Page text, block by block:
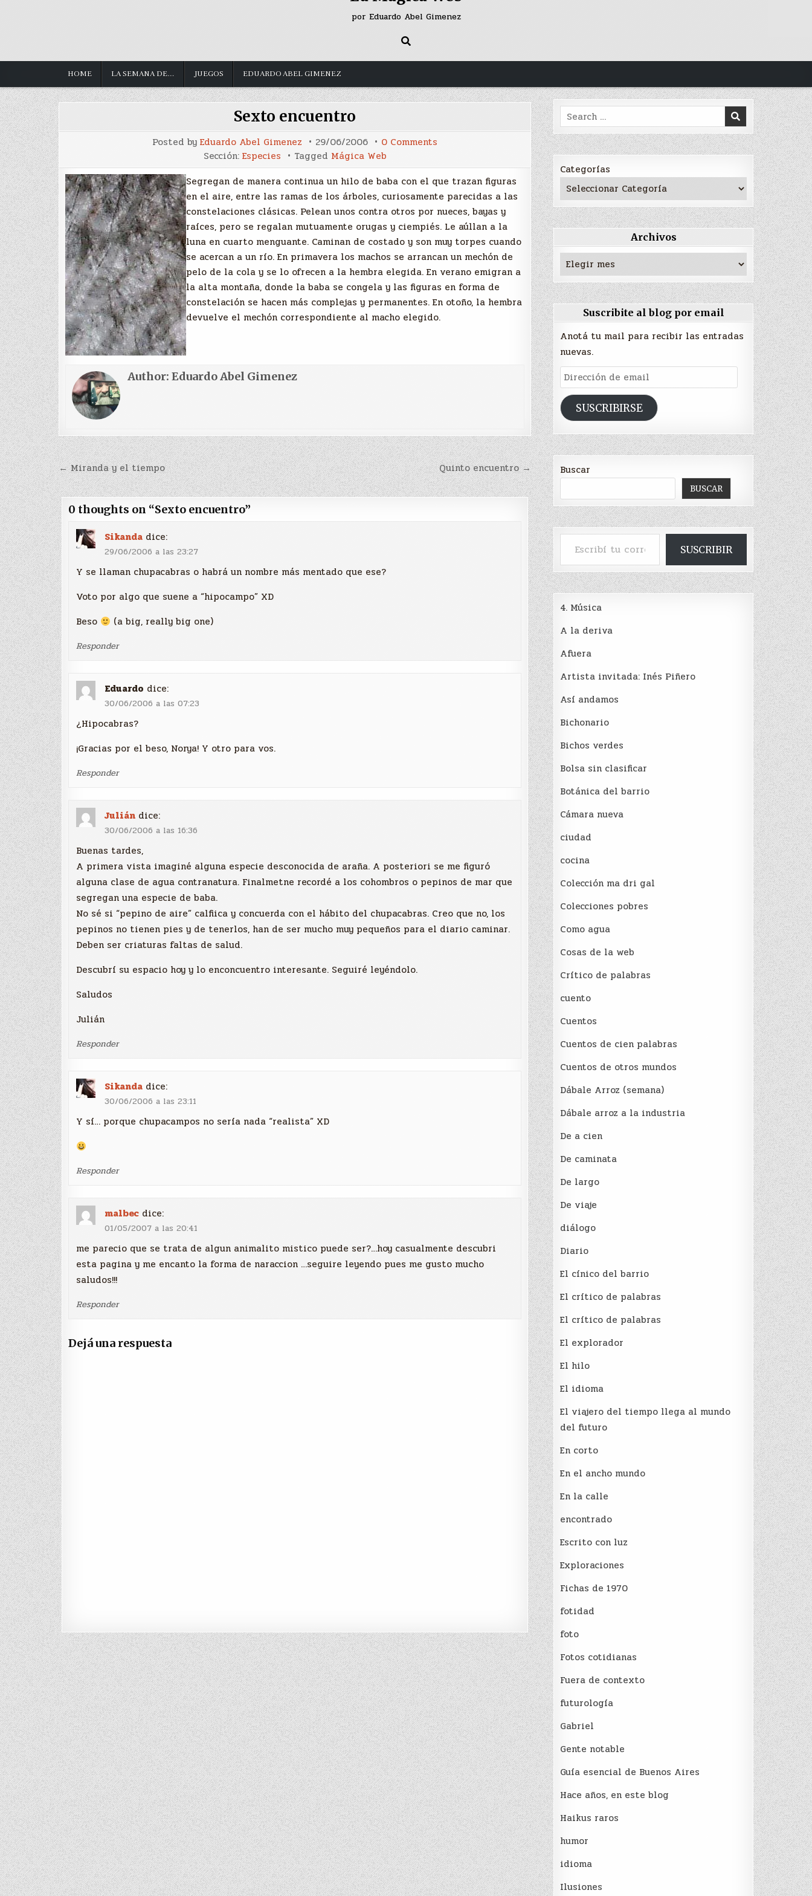
por Eduardo Abel Gimenez
HOME LA SEMANA DE… JUEGOS EDUARDO ABEL GIMENEZ
Sexto encuentro
Posted by Eduardo Abel Gimenez 29/06/2006 0 Comments
Sección: Especies Tagged Mágica Web
Segregan de manera continua un hilo de baba con el que trazan figuras
en el aire, entre las ramas de los árboles, curiosamente parecidas a las
constelaciones clásicas. Pelean unos contra otros por nueces, bayas y
raíces, pero se regalan mutuamente orugas y ciempiés. Le aúllan a la
luna en cuarto menguante. Caminan de costado y son muy torpes cuando
se acercan a un río. En primavera los machos se arrancan un mechón de
pelo de la cola y se lo ofrecen a la hembra elegida. En verano emigran a
la alta montaña, donde la baba se congela y las figuras en forma de
constelación se hacen más complejas y permanentes. En otoño, la hembra
devuelve el mechón correspondiente al macho elegido.
Author: Eduardo Abel Gimenez
Navegación
de
entradas
Quinto encuentro →
← Miranda y el tiempo
0 thoughts on “Sexto encuentro”
Sikanda dice:
29/06/2006 a las 23:27
Y se llaman chupacabras o habrá un nombre más mentado que ese?
Voto por algo que suene a “hipocampo” XD
Beso
(a big, really big one)
Responder
Eduardo dice:
30/06/2006 a las 07:23
¿Hipocabras?
¡Gracias por el beso, Norya! Y otro para vos.
Responder
Julián dice:
30/06/2006 a las 16:36
Buenas tardes,
A primera vista imaginé alguna especie desconocida de araña. A posteriori se me figuró
alguna clase de agua contranatura. Finalmetne recordé a los cohombros o pepinos de mar que
segregan una especie de baba.
No sé si “pepino de aire” calfiica y concuerda con el hábito del chupacabras. Creo que no, los
pepinos no tienen pies y de tenerlos, han de ser mucho muy pequeños para el diario caminar.
Deben ser criaturas faltas de salud.
Descubrí su espacio hoy y lo enconcuentro interesante. Seguiré leyéndolo.
Saludos
Julián
Responder
Sikanda dice:
30/06/2006 a las 23:11
Y sí… porque chupacampos no sería nada “realista” XD
Responder
malbec dice:
01/05/2007 a las 20:41
me parecio que se trata de algun animalito mistico puede ser?…hoy casualmente descubri
esta pagina y me encanto la forma de naraccion …seguire leyendo pues me gusto mucho
saludos!!!
Responder
Dejá una respuesta
Search
for:
Categorías
Archivos
Archivos
Suscribite al blog por email
Anotá tu mail para recibir las entradas
nuevas.
Dirección
de
emailSUSCRIBIRSE
Buscar
BUSCAR
Escribí tu correo electrónico…
SUSCRIBIR
4. Música
A la deriva
Afuera
Artista invitada: Inés Piñero
Así andamos
Bichonario
Bichos verdes
Bolsa sin clasificar
Botánica del barrio
Cámara nueva
ciudad
cocina
Colección ma dri gal
Colecciones pobres
Como agua
Cosas de la web
Crítico de palabras
cuento
Cuentos
Cuentos de cien palabras
Cuentos de otros mundos
Dábale Arroz (semana)
Dábale arroz a la industria
De a cien
De caminata
De largo
De viaje
diálogo
Diario
El cínico del barrio
El crí­tico de palabras
El crí­tico de palabras
El explorador
El hilo
El idioma
El viajero del tiempo llega al mundo
del futuro
En corto
En el ancho mundo
En la calle
encontrado
Escrito con luz
Exploraciones
Fichas de 1970
fotidad
foto
Fotos cotidianas
Fuera de contexto
futurología
Gabriel
Gente notable
Guía esencial de Buenos Aires
Hace años, en este blog
Haikus raros
humor
idioma
Ilusiones